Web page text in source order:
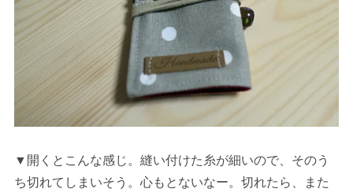
▼開くとこんな感じ。縫い付けた糸が細いので、そのう
ち切れてしまいそう。心もとないなー。切れたら、また